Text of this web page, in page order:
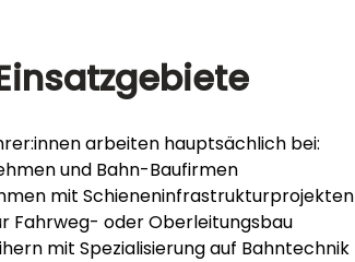
arbeiten hauptsächlich bei:
und Bahn-Baufirmen
mit Schieneninfrastrukturprojekten
Fahrweg- oder Oberleitungsbau
mit Spezialisierung auf Bahntechnik